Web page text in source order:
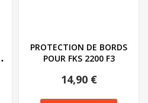
PROTECTION DE BORDS
POUR FKS 2200 F3
14,90 €